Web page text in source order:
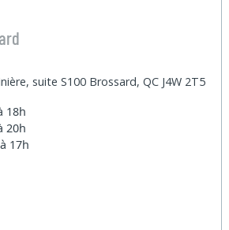
suite S100 Brossard, QC J4W 2T5
18h
20h
17h